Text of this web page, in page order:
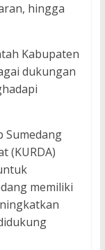
hingga
Kabupaten
dukungan
Sumedang
(KURDA)
memiliki